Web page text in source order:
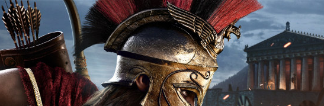
Direkt zum Inhalt